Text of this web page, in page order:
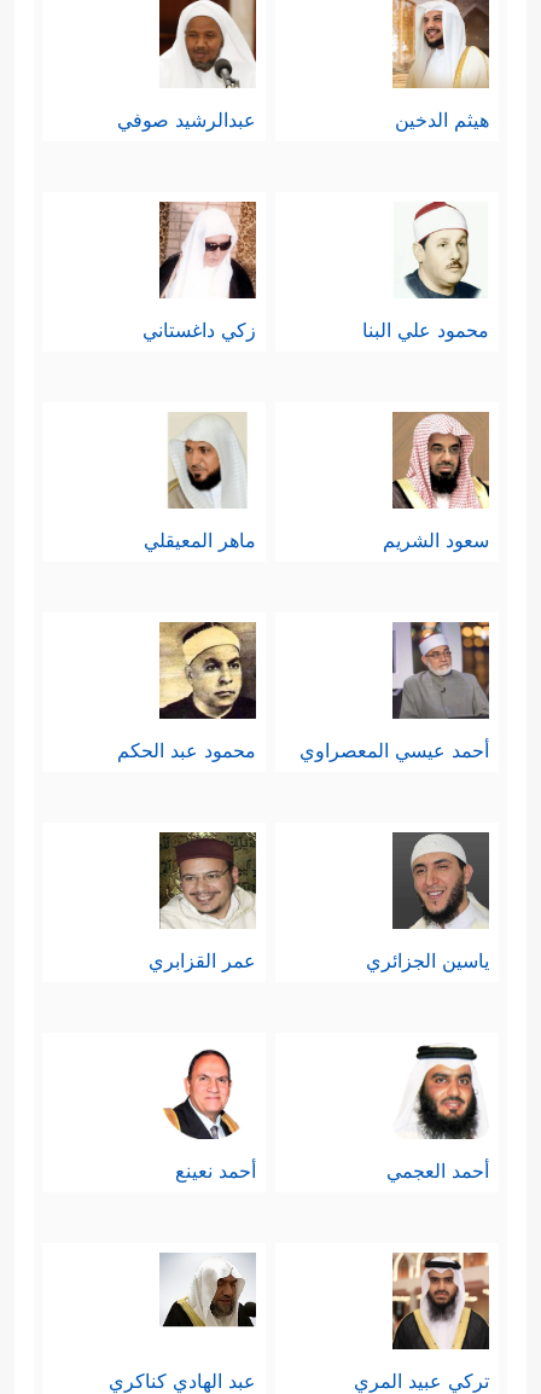
هيثم الدخين عبدالرشيد صوفي
محمود علي البنا زكي داغستاني
سعود الشريم ماهر المعيقلي
أحمد عيسي المعصراوي محمود عبد الحكم
ياسين الجزائري عمر القزابري
أحمد العجمي أحمد نعينع
تركي عبيد المري عبد الهادي كناكري